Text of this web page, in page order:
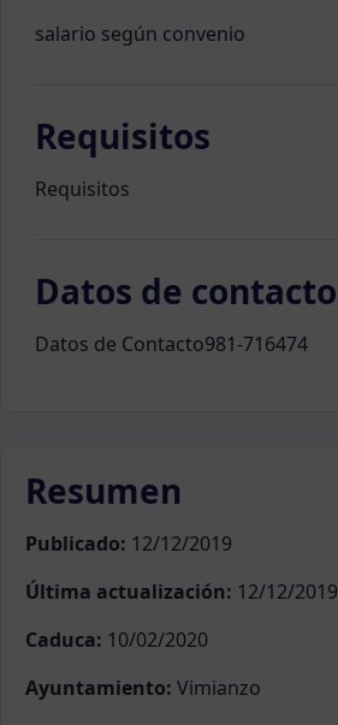
salario según convenio
Requisitos
Requisitos
Datos de contacto
Datos de Contacto981-716474
Resumen
Publicado: 12/12/2019
Última actualización: 12/12/2019
Caduca: 10/02/2020
Ayuntamiento: Vimianzo